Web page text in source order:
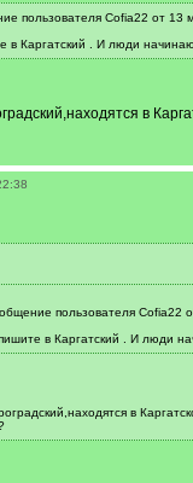
пользователя Cofia22 от 13
Каргатский . И люди
в
пользователя Cofia22
в Каргатский . И люди
в